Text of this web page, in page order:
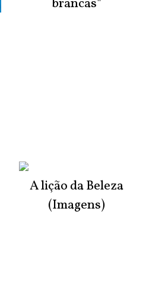
brancas"
A lição da Beleza
(Imagens)